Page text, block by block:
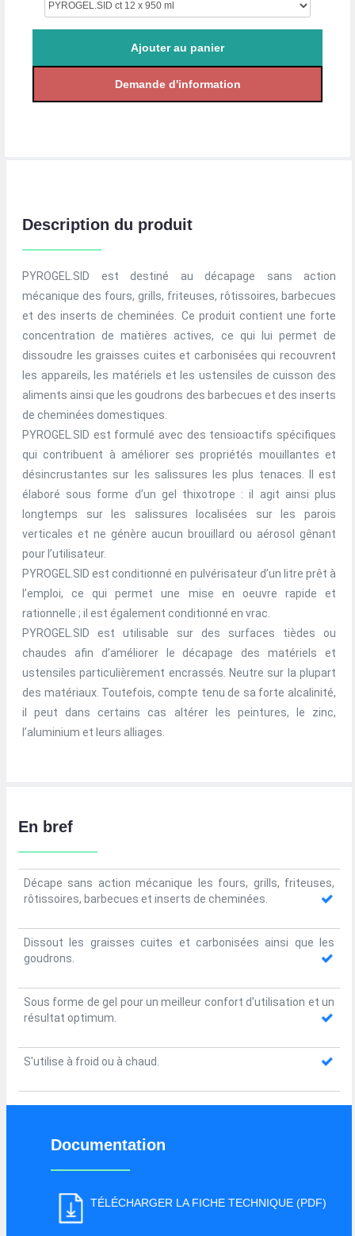
Description du produit
PYROGEL.SID est destiné au décapage sans action
mécanique des fours, grills, friteuses, rôtissoires, barbecues
et des inserts de cheminées. Ce produit contient une forte
concentration de matières actives, ce qui lui permet de
dissoudre les graisses cuites et carbonisées qui recouvrent
les appareils, les matériels et les ustensiles de cuisson des
aliments ainsi que les goudrons des barbecues et des inserts
de cheminées domestiques.
PYROGEL.SID est formulé avec des tensioactifs spécifiques
qui contribuent à améliorer ses propriétés mouillantes et
désincrustantes sur les salissures les plus tenaces. Il est
élaboré sous forme d’un gel thixotrope : il agit ainsi plus
longtemps sur les salissures localisées sur les parois
verticales et ne génère aucun brouillard ou aérosol gênant
pour l’utilisateur.
PYROGEL.SID est conditionné en pulvérisateur d’un litre prêt à
l’emploi, ce qui permet une mise en oeuvre rapide et
rationnelle ; il est également conditionné en vrac.
PYROGEL.SID est utilisable sur des surfaces tièdes ou
chaudes afin d’améliorer le décapage des matériels et
ustensiles particulièrement encrassés. Neutre sur la plupart
des matériaux. Toutefois, compte tenu de sa forte alcalinité,
il peut dans certains cas altérer les peintures, le zinc,
l’aluminium et leurs alliages.
En bref
Décape sans action mécanique les fours, grills, friteuses,
rôtissoires, barbecues et inserts de cheminées.
Dissout les graisses cuites et carbonisées ainsi que les
goudrons.
Sous forme de gel pour un meilleur confort d'utilisation et un
résultat optimum.
S'utilise à froid ou à chaud.
Documentation
TÉLÉCHARGER LA FICHE TECHNIQUE (PDF)